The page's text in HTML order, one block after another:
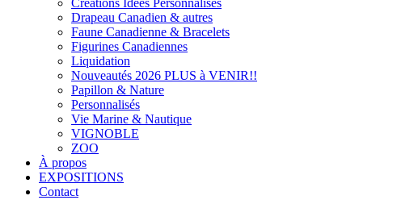
Créations Idées Personnalisés
Drapeau Canadien & autres
Faune Canadienne & Bracelets
Figurines Canadiennes
Liquidation
Nouveautés 2026 PLUS à VENIR!!
Papillon & Nature
Personnalisés
Vie Marine & Nautique
VIGNOBLE
ZOO
À propos
EXPOSITIONS
Contact